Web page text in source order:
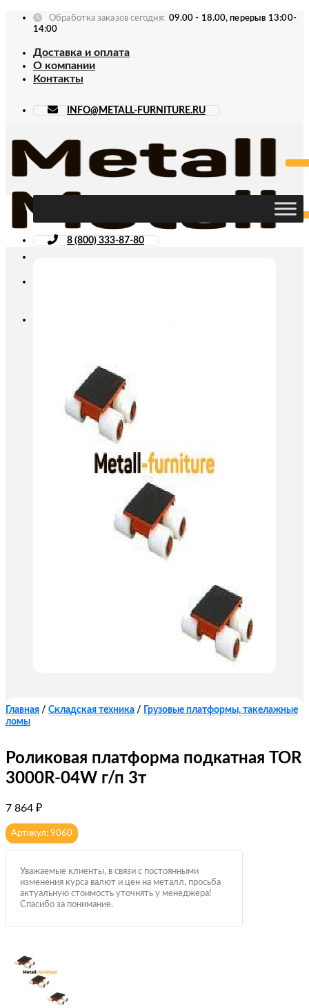
Skip
Обработка заказов сегодня: 09.00 - 18.00, перерыв 13:00-
14:00
Доставка и оплата
О компании
Контакты
INFO@METALL-FURNITURE.RU
8 (800) 333-87-80
Главная / Складская техника /
Грузовые платформы, такелажные
ломы
Роликовая платформа подкатная TOR
3000R-04W г/п 3т
7 864 ₽
Артикул: 9060
Уважаемые клиенты, в связи с постоянными
изменения курса валют и цен на металл, просьба
актуальную стоимость уточнять у менеджера!
Спасибо за понимание.